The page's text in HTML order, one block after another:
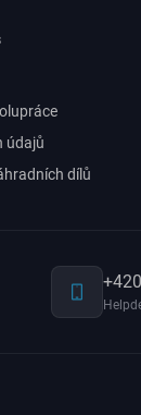
údajů
dílů